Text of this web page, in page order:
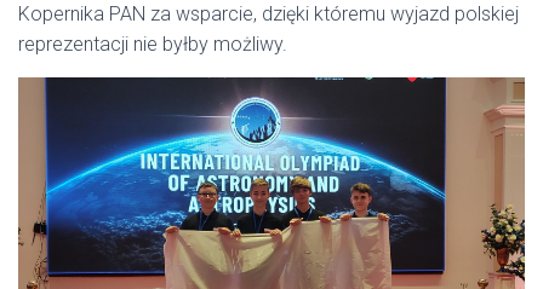
Kopernika PAN za wsparcie, dzięki któremu wyjazd polskiej
reprezentacji nie byłby możliwy.